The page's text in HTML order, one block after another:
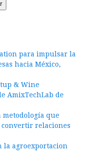
para impulsar la
hacia México,
& Wine
AmixTechLab de
metodología que
convertir relaciones
la agroexportacion